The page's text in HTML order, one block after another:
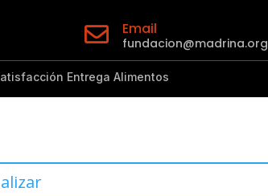
 Email
fundacion@madrina.org
Entrega Alimentos